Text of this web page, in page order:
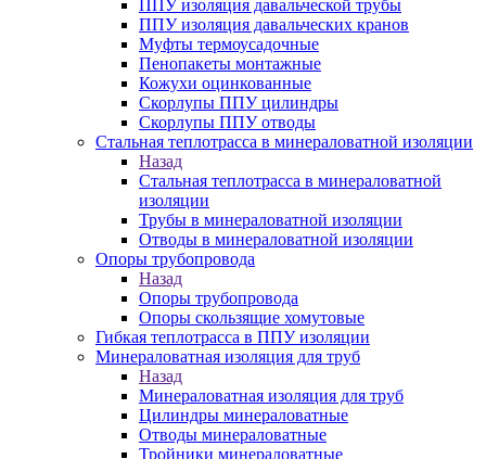
ППУ изоляция давальческой трубы
ППУ изоляция давальческих кранов
Муфты термоусадочные
Пенопакеты монтажные
Кожухи оцинкованные
Скорлупы ППУ цилиндры
Скорлупы ППУ отводы
Стальная теплотрасса в минераловатной изоляции
Назад
Стальная теплотрасса в минераловатной
изоляции
Трубы в минераловатной изоляции
Отводы в минераловатной изоляции
Опоры трубопровода
Назад
Опоры трубопровода
Опоры скользящие хомутовые
Гибкая теплотрасса в ППУ изоляции
Минераловатная изоляция для труб
Назад
Минераловатная изоляция для труб
Цилиндры минераловатные
Отводы минераловатные
Тройники минераловатные